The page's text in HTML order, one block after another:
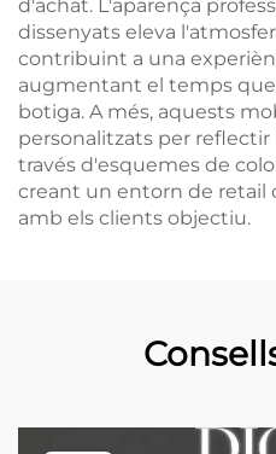
d'achat. L'aparença
dissenyats eleva
contribuint a una
augmentant el temps que
botiga. A més, aquests
personalitzats per
través d'esquemes de
creant un entorn de retail
amb els clients objectiu.